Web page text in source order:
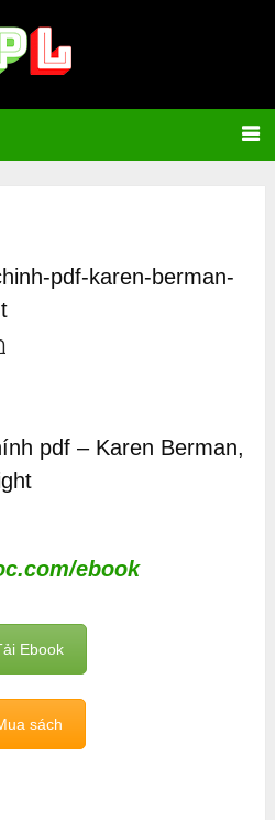
pdf – Karen Berman,
ebook
Ebook
sách